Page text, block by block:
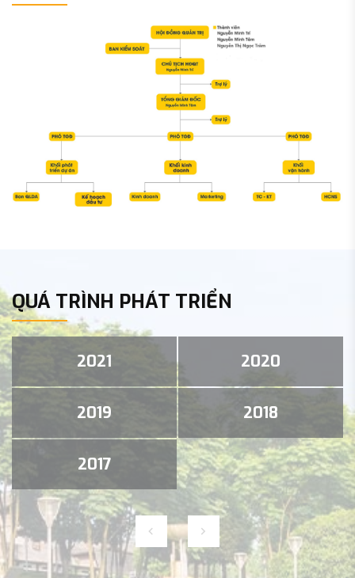
QUÁ TRÌNH PHÁT TRIỂN
2021
2019
2017
2020
2018